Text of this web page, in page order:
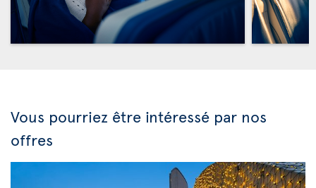
Vous pourriez être intéressé par nos
offres